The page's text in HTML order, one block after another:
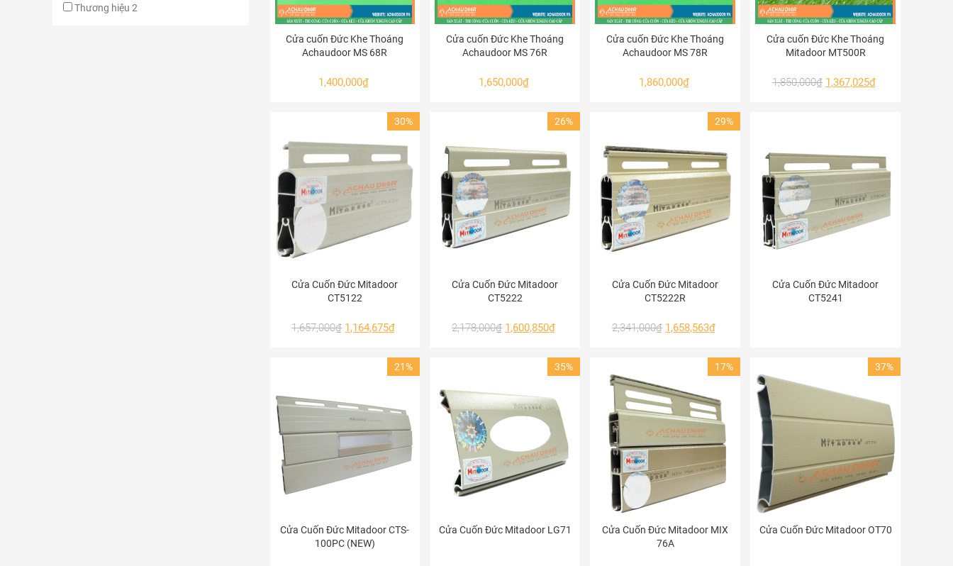
Cửa cuốn Đức Khe Thoáng
Achaudoor MS 68R
1,400,000₫
Cửa cuốn Đức Khe Thoáng
Achaudoor MS 76R
1,650,000₫
Cửa cuốn Đức Khe Thoáng
Achaudoor MS 78R
1,860,000₫
Cửa cuốn Đức Khe Thoáng
Mitadoor MT500R
1,850,000₫ 1,367,025₫
30%
Cửa Cuốn Đức Mitadoor
CT5122
1,657,000₫ 1,164,675₫
26%
Cửa Cuốn Đức Mitadoor
CT5222
2,178,000₫ 1,600,850₫
29%
Cửa Cuốn Đức Mitadoor
CT5222R
2,341,000₫ 1,658,563₫
Cửa Cuốn Đức Mitadoor
CT5241
21%
Cửa Cuốn Đức Mitadoor CTS-
100PC (NEW)
35%
Cửa Cuốn Đức Mitadoor LG71
17%
Cửa Cuốn Đức Mitadoor MIX
76A
37%
Cửa Cuốn Đức Mitadoor OT70
Thương hiệu 2